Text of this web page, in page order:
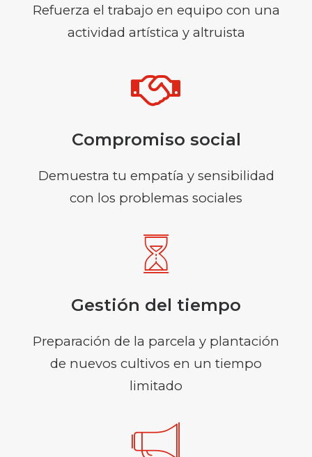
Refuerza el trabajo en equipo con una
actividad artística y altruista
Compromiso social
Demuestra tu empatía y sensibilidad
con los problemas sociales
Gestión del tiempo
Preparación de la parcela y plantación
de nuevos cultivos en un tiempo
limitado